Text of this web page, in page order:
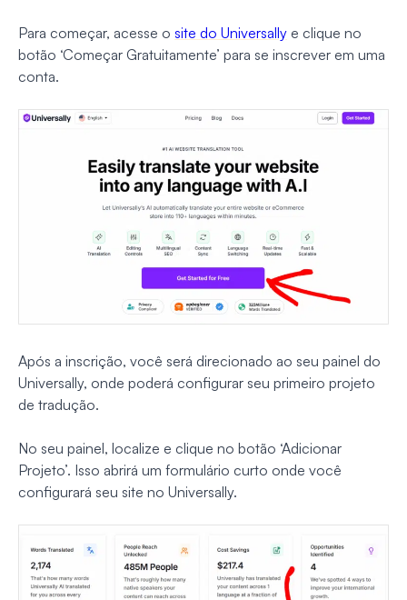
Para começar, acesse o site do Universally e clique no
botão ‘Começar Gratuitamente’ para se inscrever em uma
conta.
Após a inscrição, você será direcionado ao seu painel do
Universally, onde poderá configurar seu primeiro projeto
de tradução.
No seu painel, localize e clique no botão ‘Adicionar
Projeto’. Isso abrirá um formulário curto onde você
configurará seu site no Universally.